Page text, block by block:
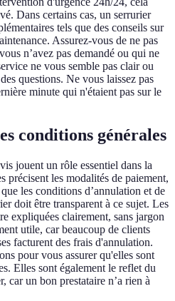
Dans certains cas, un serrurier
tels que des conseils sur
Assurez-vous de ne pas
n’avez pas demandé ou qui ne
ne vous semble pas clair ou
questions. Ne vous laissez pas
minute qui n'étaient pas sur le
conditions générales
jouent un rôle essentiel dans la
précisent les modalités de paiement,
les conditions d’annulation et de
doit être transparent à ce sujet. Les
expliquées clairement, sans jargon
utile, car beaucoup de clients
facturent des frais d'annulation.
pour vous assurer qu'elles sont
Elles sont également le reflet du
car un bon prestataire n’a rien à